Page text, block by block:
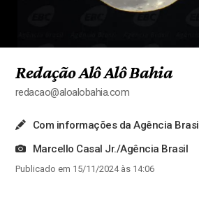
Redação Alô Alô Bahia
redacao@aloalobahia.com
Com informações da Agência Brasil
Marcello Casal Jr./Agência Brasil
Publicado em 15/11/2024 às 14:06